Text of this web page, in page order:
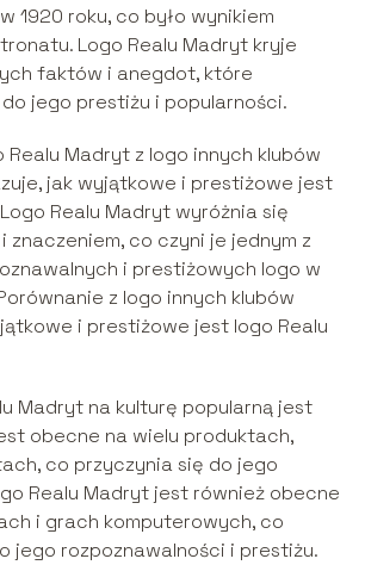
1920 roku, co było wynikiem
Logo Realu Madryt kryje
faktów i anegdot, które
jego prestiżu i popularności.
Realu Madryt z logo innych klubów
jak wyjątkowe i prestiżowe jest
Realu Madryt wyróżnia się
znaczeniem, co czyni je jednym z
i prestiżowych logo w
z logo innych klubów
i prestiżowe jest logo Realu
Madryt na kulturę popularną jest
obecne na wielu produktach,
co przyczynia się do jego
Realu Madryt jest również obecne
i grach komputerowych, co
jego rozpoznawalności i prestiżu.